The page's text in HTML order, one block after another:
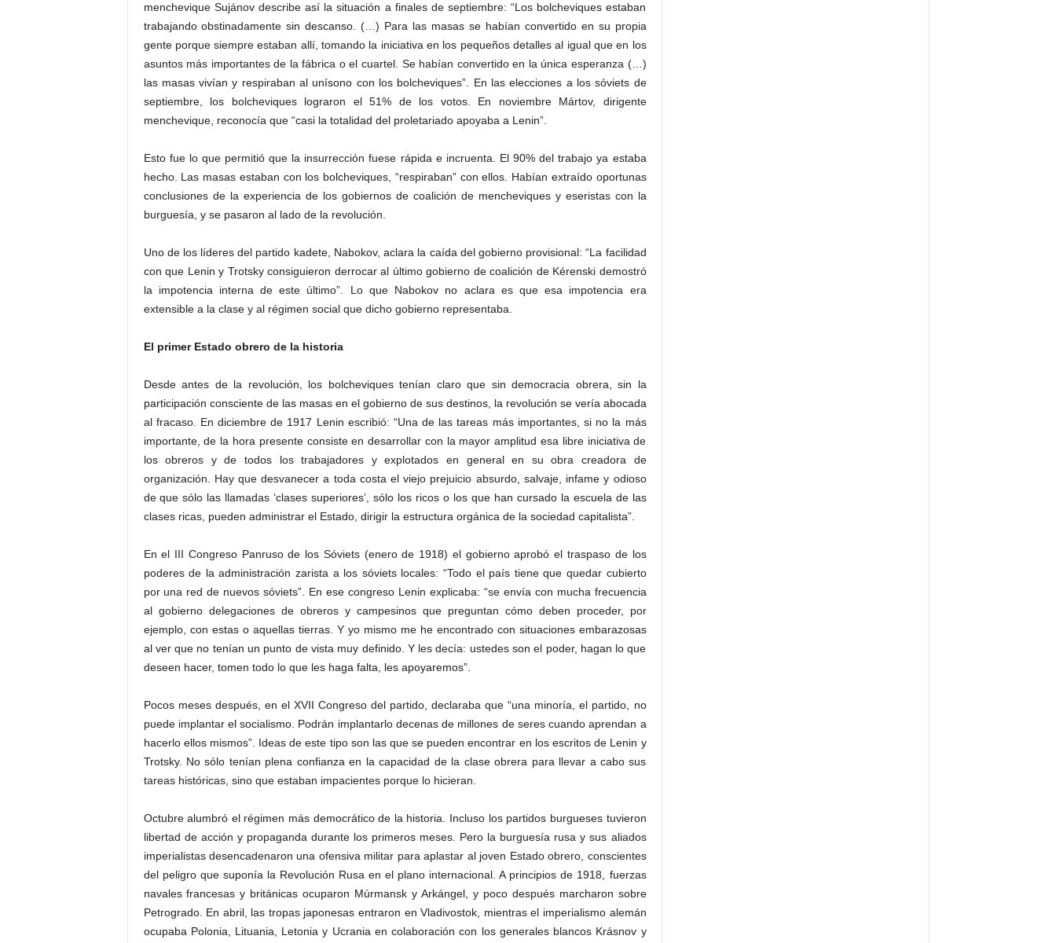
menchevique Sujánov describe así la situación a finales de septiembre: “Los bolcheviques estaban
trabajando obstinadamente sin descanso. (…) Para las masas se habían convertido en su propia
gente porque siempre estaban allí, tomando la iniciativa en los pequeños detalles al igual que en los
asuntos más importantes de la fábrica o el cuartel. Se habían convertido en la única esperanza (…)
las masas vivían y respiraban al unísono con los bolcheviques”. En las elecciones a los sóviets de
septiembre, los bolcheviques lograron el 51% de los votos. En noviembre Mártov, dirigente
menchevique, reconocía que “casi la totalidad del proletariado apoyaba a Lenin”.
Esto fue lo que permitió que la insurrección fuese rápida e incruenta. El 90% del trabajo ya estaba
hecho. Las masas estaban con los bolcheviques, “respiraban” con ellos. Habían extraído oportunas
conclusiones de la experiencia de los gobiernos de coalición de mencheviques y eseristas con la
burguesía, y se pasaron al lado de la revolución.
Uno de los líderes del partido kadete, Nabokov, aclara la caída del gobierno provisional: “La facilidad
con que Lenin y Trotsky consiguieron derrocar al último gobierno de coalición de Kérenski demostró
la impotencia interna de este último”. Lo que Nabokov no aclara es que esa impotencia era
extensible a la clase y al régimen social que dicho gobierno representaba.
El primer Estado obrero de la historia
Desde antes de la revolución, los bolche­viques tenían claro que sin democracia obrera, sin la
participación consciente de las masas en el gobierno de sus destinos, la revolución se vería abocada
al fracaso. En diciembre de 1917 Lenin escribió: “Una de las tareas más importantes, si no la más
importante, de la hora presente consiste en desarrollar con la mayor amplitud esa libre iniciativa de
los obreros y de todos los trabajadores y explotados en general en su obra creadora de
organización. Hay que desvanecer a toda costa el viejo prejuicio absurdo, salvaje, infame y odioso
de que sólo las llamadas ‘clases superiores’, sólo los ricos o los que han cursado la escuela de las
clases ricas, pueden administrar el Estado, dirigir la estructura orgánica de la sociedad capitalista”.
En el III Congreso Panruso de los Sóviets (enero de 1918) el gobierno aprobó el traspaso de los
poderes de la administración zarista a los sóviets locales: “Todo el país tiene que quedar cubierto
por una red de nuevos sóviets”. En ese congreso Lenin explicaba: “se envía con mucha frecuencia
al gobierno delegaciones de obreros y campesinos que preguntan cómo deben proceder, por
ejemplo, con estas o aquellas tierras. Y yo mismo me he encontrado con situaciones embarazosas
al ver que no tenían un punto de vista muy definido. Y les decía: ustedes son el poder, hagan lo que
deseen hacer, tomen todo lo que les haga falta, les apoyaremos”.
Pocos meses después, en el XVII Congreso del partido, declaraba que “una minoría, el partido, no
puede implantar el socialismo. Podrán implantarlo decenas de millones de seres cuando aprendan a
hacerlo ellos mismos”. Ideas de este tipo son las que se pueden encontrar en los escritos de Lenin y
Trotsky. No sólo tenían plena confianza en la capacidad de la clase obrera para llevar a cabo sus
tareas históricas, sino que estaban impacientes porque lo hicieran.
Octubre alumbró el régimen más democrático de la historia. Incluso los partidos burgueses tuvieron
libertad de acción y propaganda durante los primeros meses. Pero la burguesía rusa y sus aliados
imperialistas desencadenaron una ofensiva militar para aplastar al joven Estado obrero, conscientes
del peligro que suponía la Revolución Rusa en el plano internacional. A principios de 1918, fuerzas
navales francesas y británicas ocuparon Múrmansk y Arkángel, y poco después marcharon sobre
Petrogrado. En abril, las tropas japonesas entraron en Vladivostok, mientras el imperialismo alemán
ocupaba Polonia, Lituania, Letonia y Ucrania en colaboración con los generales blancos Krásnov y